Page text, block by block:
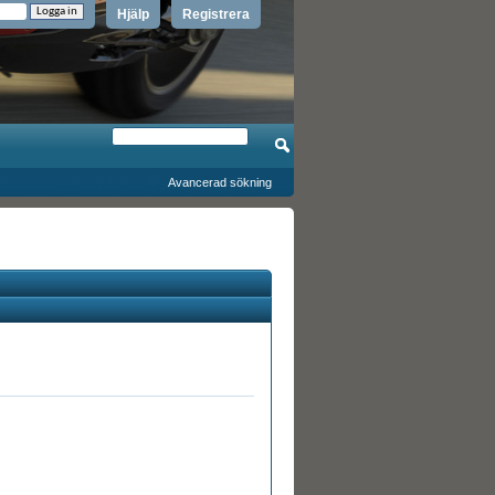
Registrera
Hjälp
Avancerad sökning